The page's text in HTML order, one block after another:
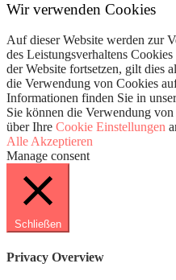
Wir verwenden Cookies
Auf dieser Website werden zur
des Leistungsverhaltens
der Website fortsetzen, gilt dies
die Verwendung von Cookies
Informationen finden Sie in
Sie können die Verwendung
über Ihre Cookie Einstellungen
Alle Akzeptieren
Manage consent
Schließen
Privacy Overview